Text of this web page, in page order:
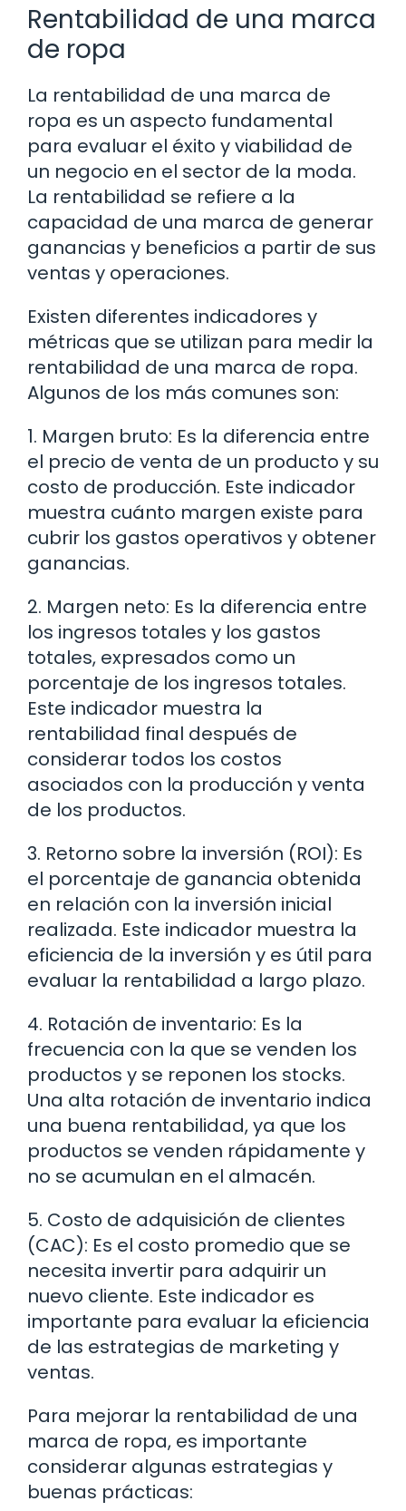
Rentabilidad de una marca
de ropa
La rentabilidad de una marca de
ropa es un aspecto fundamental
para evaluar el éxito y viabilidad de
un negocio en el sector de la moda.
La rentabilidad se refiere a la
capacidad de una marca de generar
ganancias y beneficios a partir de sus
ventas y operaciones.
Existen diferentes indicadores y
métricas que se utilizan para medir la
rentabilidad de una marca de ropa.
Algunos de los más comunes son:
1. Margen bruto: Es la diferencia entre
el precio de venta de un producto y su
costo de producción. Este indicador
muestra cuánto margen existe para
cubrir los gastos operativos y obtener
ganancias.
2. Margen neto: Es la diferencia entre
los ingresos totales y los gastos
totales, expresados como un
porcentaje de los ingresos totales.
Este indicador muestra la
rentabilidad final después de
considerar todos los costos
asociados con la producción y venta
de los productos.
3. Retorno sobre la inversión (ROI): Es
el porcentaje de ganancia obtenida
en relación con la inversión inicial
realizada. Este indicador muestra la
eficiencia de la inversión y es útil para
evaluar la rentabilidad a largo plazo.
4. Rotación de inventario: Es la
frecuencia con la que se venden los
productos y se reponen los stocks.
Una alta rotación de inventario indica
una buena rentabilidad, ya que los
productos se venden rápidamente y
no se acumulan en el almacén.
5. Costo de adquisición de clientes
(CAC): Es el costo promedio que se
necesita invertir para adquirir un
nuevo cliente. Este indicador es
importante para evaluar la eficiencia
de las estrategias de marketing y
ventas.
Para mejorar la rentabilidad de una
marca de ropa, es importante
considerar algunas estrategias y
buenas prácticas: